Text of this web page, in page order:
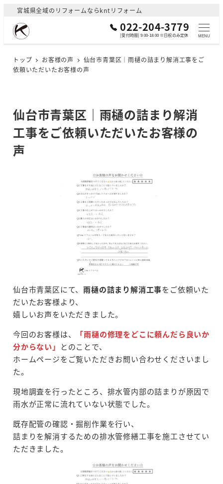
コ
宮城県全域のリフォームならkntリフォーム
022-204-3779
[受付時間] 9:00-18:00 ※日祝のみ定休 MENU
トップ お客様の声
仙台市青葉区｜雨樋の詰まり解消工事をご
依頼いただいたお客様の声
仙台市青葉区｜雨樋の詰まり解消
工事をご依頼いただいたお客様の
声
仙台市青葉区にて、雨樋の詰まり解消工事をご依頼いた
だいたお客様より、
嬉しいお声をいただきました。
今回のお客様は、
「雨樋の修理をどこに頼んだら良いか
分からない」
とのことで、
ホームページをご覧いただきお問い合わせくださいまし
た。
現地調査を行ったところ、排水管内部の詰まりが原因で
雨水が正常に流れていない状態でした。
既存配管の確認・掘削作業を行い、
詰まりを解消するための排水管修繕工事を施工させてい
ただきました。